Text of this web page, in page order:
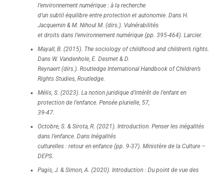
l’environnement numérique : à la recherche
d’un subtil équilibre entre protection et autonomie. Dans H.
Jacquemin & M. Nihoul M. (dirs.). Vulnérabilités
et droits dans l’environnement numérique (pp. 395-464). Larcier.
Mayall, B. (2015). The sociology of childhood and children’s rights.
Dans W. Vandenhole, E. Desmet & D.
Reynaert (dirs.). Routledge International Handbook of Children’s
Rights Studies, Routledge.
Mélis, S. (2023). La notion juridique d’intérêt de l’enfant en
protection de l’enfance. Pensée plurielle, 57,
39-47.
Octobre, S. & Sirota, R. (2021). Introduction. Penser les inégalités
dans l’enfance. Dans Inégalités
culturelles : retour en enfance (pp. 9-37). Ministère de la Culture –
DEPS.
Pagis, J. & Simon, A. (2020). Introduction : Du point de vue des